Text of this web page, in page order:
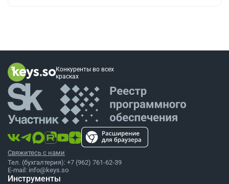
Конкуренты во всех
красках
Свяжитесь с нами
Тел. (бухгалтерия): +7 (962) 761-62-39
E-mail: info@keys.so
Инструменты